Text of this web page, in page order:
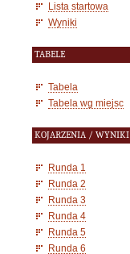
Lista startowa
Wyniki
TABELE
Tabela
Tabela wg miejsc
KOJARZENIA / WYNIKI
Runda 1
Runda 2
Runda 3
Runda 4
Runda 5
Runda 6